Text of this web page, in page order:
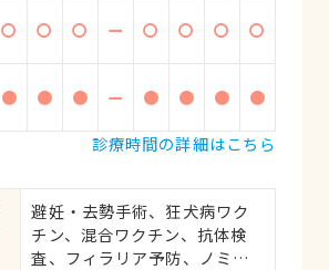
〇 〇 〇 ー 〇 〇 〇 〇
● ● ● ー ● ● ●
●
診療時間の詳細はこちら
避妊・去勢手術、狂犬病ワク
チン、混合ワクチン、抗体検
査、フィラリア予防、ノミ・